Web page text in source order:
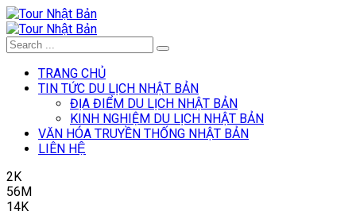
TRANG CHỦ
TIN TỨC DU LỊCH NHẬT BẢN
ĐỊA ĐIỂM DU LỊCH NHẬT BẢN
KINH NGHIỆM DU LỊCH NHẬT BẢN
VĂN HÓA TRUYỀN THỐNG NHẬT BẢN
LIÊN HỆ
2K
56M
14K